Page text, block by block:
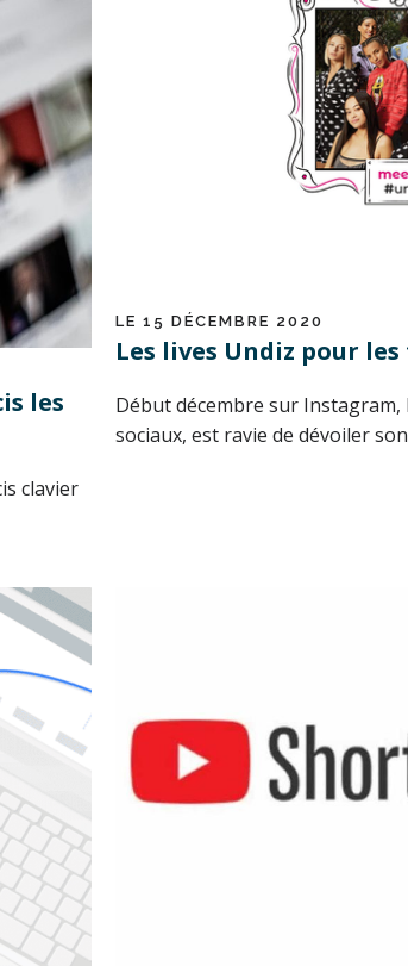
les
clavier
LE 15 DÉCEMBRE 2020
Les lives Undiz pour les
Début décembre sur Instagram,
sociaux, est ravie de dévoiler